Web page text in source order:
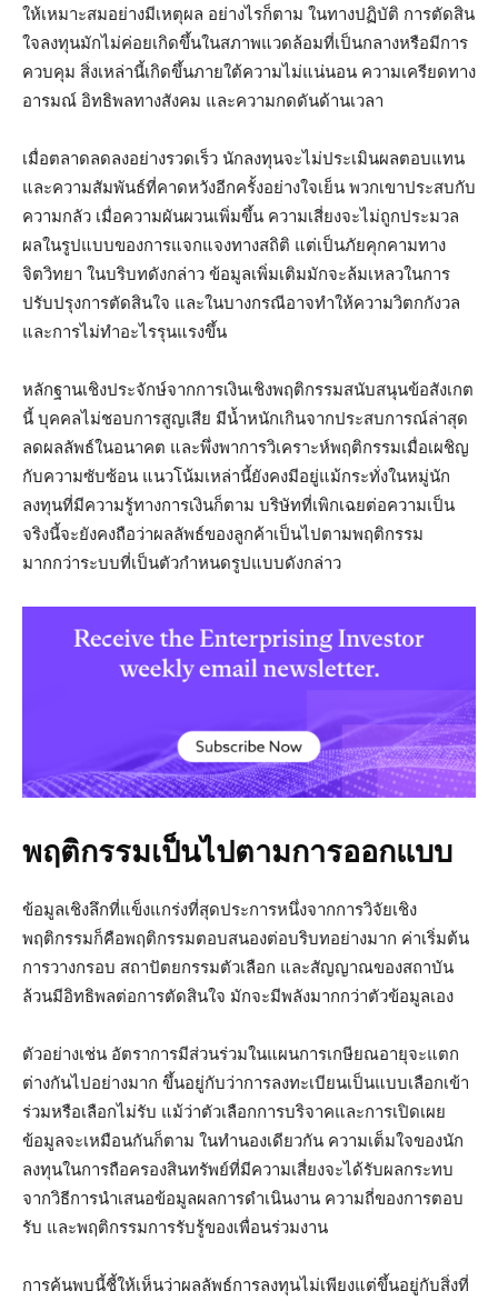
ให้เหมาะสมอย่างมีเหตุผล อย่างไรก็ตาม ในทางปฏิบัติ การตัดสิน
ใจลงทุนมักไม่ค่อยเกิดขึ้นในสภาพแวดล้อมที่เป็นกลางหรือมีการ
ควบคุม สิ่งเหล่านี้เกิดขึ้นภายใต้ความไม่แน่นอน ความเครียดทาง
อารมณ์ อิทธิพลทางสังคม และความกดดันด้านเวลา
เมื่อตลาดลดลงอย่างรวดเร็ว นักลงทุนจะไม่ประเมินผลตอบแทน
และความสัมพันธ์ที่คาดหวังอีกครั้งอย่างใจเย็น พวกเขาประสบกับ
ความกลัว เมื่อความผันผวนเพิ่มขึ้น ความเสี่ยงจะไม่ถูกประมวล
ผลในรูปแบบของการแจกแจงทางสถิติ แต่เป็นภัยคุกคามทาง
จิตวิทยา ในบริบทดังกล่าว ข้อมูลเพิ่มเติมมักจะล้มเหลวในการ
ปรับปรุงการตัดสินใจ และในบางกรณีอาจทำให้ความวิตกกังวล
และการไม่ทำอะไรรุนแรงขึ้น
หลักฐานเชิงประจักษ์จากการเงินเชิงพฤติกรรมสนับสนุนข้อสังเกต
นี้ บุคคลไม่ชอบการสูญเสีย มีน้ำหนักเกินจากประสบการณ์ล่าสุด
ลดผลลัพธ์ในอนาคต และพึ่งพาการวิเคราะห์พฤติกรรมเมื่อเผชิญ
กับความซับซ้อน แนวโน้มเหล่านี้ยังคงมีอยู่แม้กระทั่งในหมู่นัก
ลงทุนที่มีความรู้ทางการเงินก็ตาม บริษัทที่เพิกเฉยต่อความเป็น
จริงนี้จะยังคงถือว่าผลลัพธ์ของลูกค้าเป็นไปตามพฤติกรรม
มากกว่าระบบที่เป็นตัวกำหนดรูปแบบดังกล่าว
พฤติกรรมเป็นไปตามการออกแบบ
ข้อมูลเชิงลึกที่แข็งแกร่งที่สุดประการหนึ่งจากการวิจัยเชิง
พฤติกรรมก็คือพฤติกรรมตอบสนองต่อบริบทอย่างมาก ค่าเริ่มต้น
การวางกรอบ สถาปัตยกรรมตัวเลือก และสัญญาณของสถาบัน
ล้วนมีอิทธิพลต่อการตัดสินใจ มักจะมีพลังมากกว่าตัวข้อมูลเอง
ตัวอย่างเช่น อัตราการมีส่วนร่วมในแผนการเกษียณอายุจะแตก
ต่างกันไปอย่างมาก ขึ้นอยู่กับว่าการลงทะเบียนเป็นแบบเลือกเข้า
ร่วมหรือเลือกไม่รับ แม้ว่าตัวเลือกการบริจาคและการเปิดเผย
ข้อมูลจะเหมือนกันก็ตาม ในทำนองเดียวกัน ความเต็มใจของนัก
ลงทุนในการถือครองสินทรัพย์ที่มีความเสี่ยงจะได้รับผลกระทบ
จากวิธีการนำเสนอข้อมูลผลการดำเนินงาน ความถี่ของการตอบ
รับ และพฤติกรรมการรับรู้ของเพื่อนร่วมงาน
การค้นพบนี้ชี้ให้เห็นว่าผลลัพธ์การลงทุนไม่เพียงแต่ขึ้นอยู่กับสิ่งที่